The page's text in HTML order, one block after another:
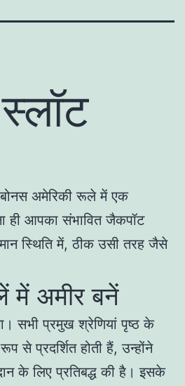
अमेरिकी रूले में एक
ही आपका संभावित जैकपॉट
स्थिति में, ठीक उसी तरह जैसे
में अमीर बनें
सभी प्रमुख श्रेणियां पृष्ठ के
से प्रदर्शित होती हैं, उन्होंने
के लिए प्रतिबद्ध की है। इसके